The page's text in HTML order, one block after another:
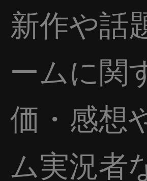
新作や話
ームに関
価・感想
ム実況者